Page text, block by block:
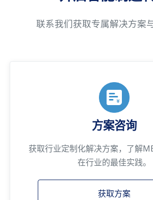
联系我们获取专属解决方案
方案咨询
获取行业定制化解决方案，了解
在行业的最佳实践。
获取方案